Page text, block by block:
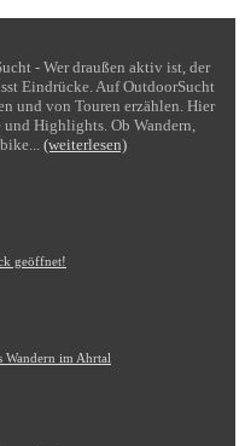
- Wer draußen aktiv ist, der
Eindrücke. Auf OutdoorSucht
und von Touren erzählen. Hier
Highlights. Ob Wandern,
(weiterlesen)
geöffnet!
Wandern im Ahrtal